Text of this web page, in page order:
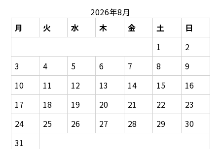
ゲ
ー
シ
ン
2026年8月
月
火 水 木 金 土
日
1
2
3
4 5 6 7 8
9
10
11 12 13 14 15
16
17
18 19 20 21 22
23
24
25 26 27 28 29
30
31